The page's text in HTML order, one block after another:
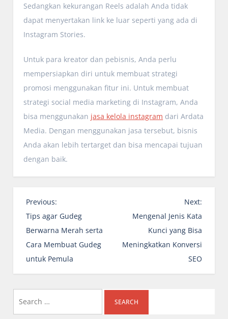
Sedangkan kekurangan Reels adalah Anda tidak
dapat menyertakan link ke luar seperti yang ada di
Instagram Stories.
Untuk para kreator dan pebisnis, Anda perlu
mempersiapkan diri untuk membuat strategi
promosi menggunakan fitur ini. Untuk membuat
strategi social media marketing di Instagram, Anda
bisa menggunakan jasa kelola instagram dari Ardata
Media. Dengan menggunakan jasa tersebut, bisnis
Anda akan lebih tertarget dan bisa mencapai tujuan
dengan baik.
P
o
s
t
n
a
i
g
Previous:
Tips agar Gudeg
Berwarna Merah serta
Cara Membuat Gudeg
untuk Pemula
Next:
Mengenal Jenis Kata
Kunci yang Bisa
Meningkatkan Konversi
SEO